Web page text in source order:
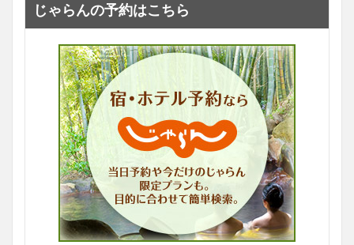
じゃらんの予約はこちら